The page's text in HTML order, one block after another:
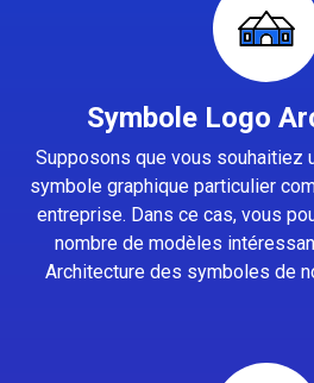
Symbole Logo
Supposons que vous souhaitiez
symbole graphique particulier
entreprise. Dans ce cas, vous
nombre de modèles
Architecture des symboles de